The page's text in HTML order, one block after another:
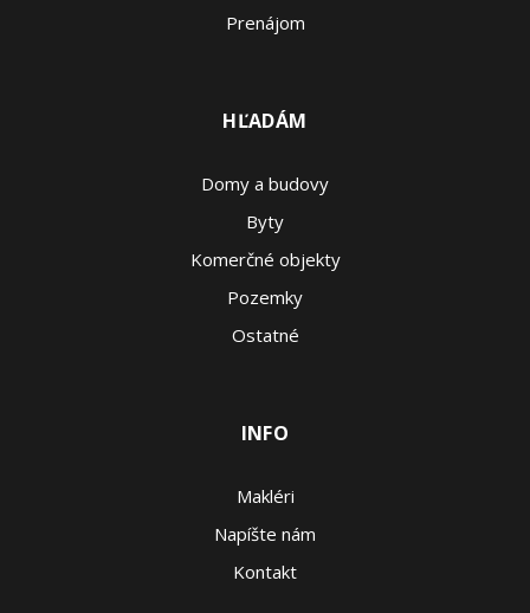
Prenájom
HĽADÁM
Domy a budovy
Byty
Komerčné objekty
Pozemky
Ostatné
INFO
Makléri
Napíšte nám
Kontakt